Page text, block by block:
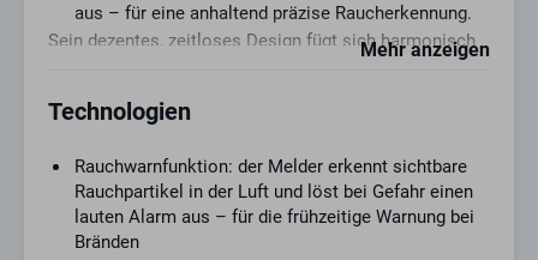
Mehr anzeigen
aus – für eine anhaltend präzise Raucherkennung.
Sein dezentes, zeitloses Design fügt sich harmonisch
Funktionsprüfung und Stummschaltung des Alarms –
einem Stab oder Besenstiel.
Ob zu Hause oder unterwegs im Wohnmobil – der
PREFIRA 10 ist schnell montiert und bereit bei
Rauchentwicklung frühzeitig und laut zu warnen.
Technologien
Rauchwarnfunktion: der Melder erkennt sichtbare
Rauchpartikel in der Luft und löst bei Gefahr einen
lauten Alarm aus – für die frühzeitige Warnung bei
Bränden